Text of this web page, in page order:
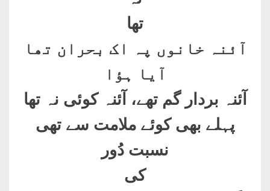
تھا
آئنہ خانوں پہ اک بحران تھا
آیا ہؤا
آئنہ بردار گم تھے، آئنہ کوئی نہ تھا
پہلے بھی کوئے ملامت سے تھی
نسبت دُور
کی